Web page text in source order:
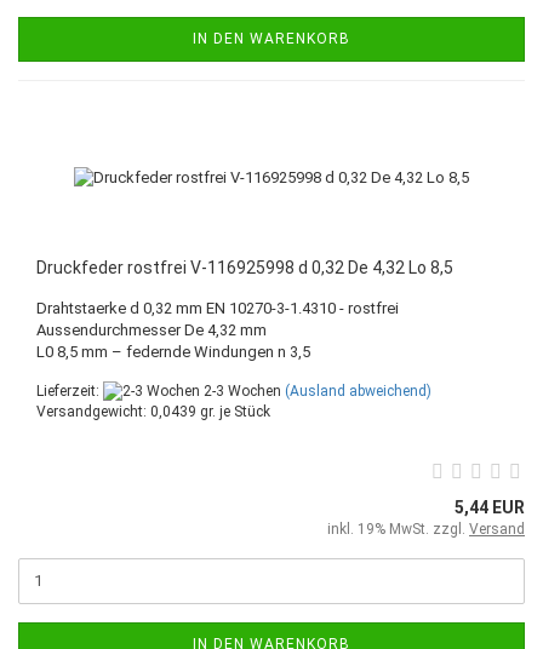
IN DEN WARENKORB
Druckfeder rostfrei V-116925998 d 0,32 De 4,32 Lo 8,5
Drahtstaerke d 0,32 mm EN 10270-3-1.4310 - rostfrei
Aussendurchmesser De 4,32 mm
L0 8,5 mm – federnde Windungen n 3,5
Lieferzeit: 2-3 Wochen (Ausland abweichend)
Versandgewicht: 0,0439 gr. je Stück
5,44 EUR
inkl. 19% MwSt. zzgl. Versand
IN DEN WARENKORB